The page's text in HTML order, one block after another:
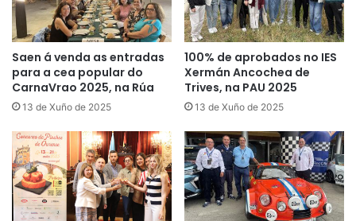
Saen á venda as entradas
para a cea popular do
CarnaVrao 2025, na Rúa
13 de Xuño de 2025
100% de aprobados no IES
Xermán Ancochea de
Trives, na PAU 2025
13 de Xuño de 2025